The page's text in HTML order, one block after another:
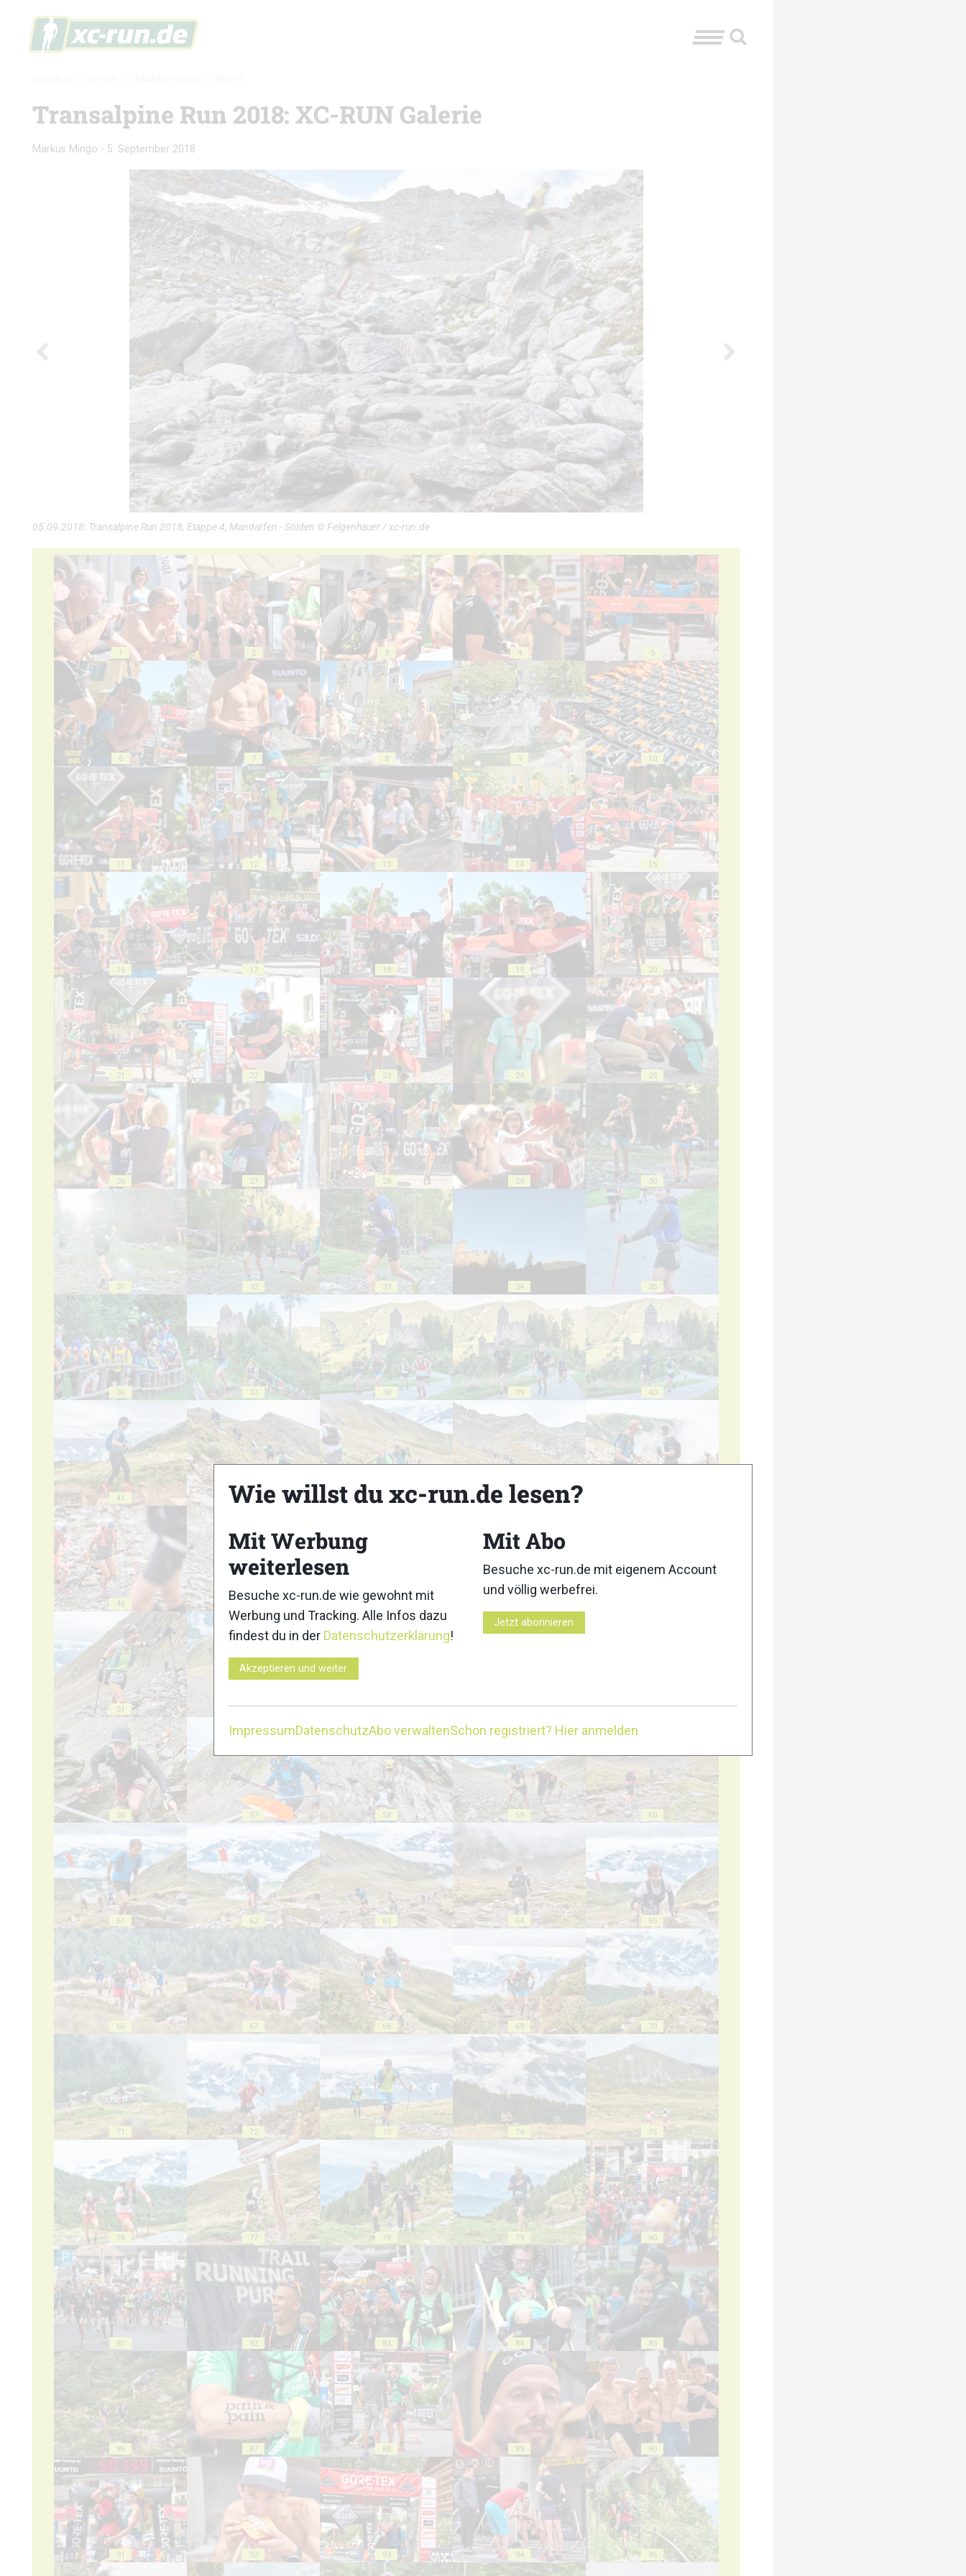
Transalpine Run 2018: XC-RUN Galerie
Markus Mingo - 5. September 2018
05.09.2018: Transalpine Run 2018, Etappe 4, Mandarfen - Sölden © Felgenhauer / xc-run.de
1 2 3 4 5
6 7 8 9 10
11 12 13 14 15
16 17 18 19 20
21 22 23 24 25
26 27 28 29 30
31 32 33 34 35
36 37 38 39 40
41 42 43 44
46
51 52 53 54 55
56 57 58 59 60
61 62 63 64 65
66 67 68 69 70
71 72 73 74 75
76 77 78 79 80
81 82 83 84 85
86 87 88 89 90
91 92 93 94 95
Wie willst du xc-run.de lesen?
Mit Werbung
weiterlesen
Besuche xc-run.de wie gewohnt mit
Werbung und Tracking. Alle Infos dazu
findest du in der Datenschutzerklärung!
Akzeptieren und weiter
Mit Abo
Besuche xc-run.de mit eigenem Account
und völlig werbefrei.
Jetzt abonnieren
ImpressumDatenschutzAbo verwaltenSchon registriert? Hier anmelden